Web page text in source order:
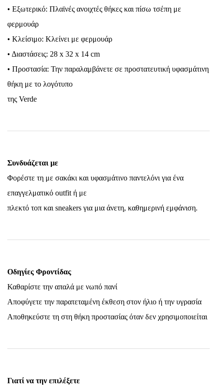
• Εξωτερικό: Πλαϊνές ανοιχτές θήκες και πίσω τσέπη με
φερμουάρ
• Κλείσιμο: Κλείνει με φερμουάρ
• Διαστάσεις: 28 x 32 x 14 cm
• Προστασία: Την παραλαμβάνετε σε προστατευτική υφασμάτινη
θήκη με το λογότυπο
της Verde
Συνδυάζεται με
Φορέστε τη με σακάκι και υφασμάτινο παντελόνι για ένα
επαγγελματικό outfit ή με
πλεκτό τοπ και sneakers για μια άνετη, καθημερινή εμφάνιση.
Οδηγίες Φροντίδας
Καθαρίστε την απαλά με νωπό πανί
Αποφύγετε την παρατεταμένη έκθεση στον ήλιο ή την υγρασία
Αποθηκεύστε τη στη θήκη προστασίας όταν δεν χρησιμοποιείται
Γιατί να την επιλέξετε